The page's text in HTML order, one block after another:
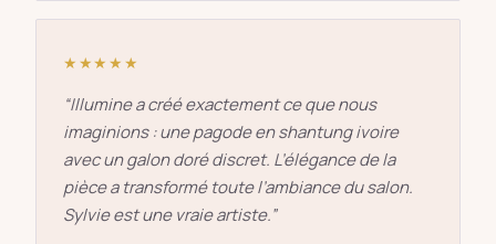
★★★★★
“Illumine a créé exactement ce que nous
imaginions : une pagode en shantung ivoire
avec un galon doré discret. L’élégance de la
pièce a transformé toute l’ambiance du salon.
Sylvie est une vraie artiste.”